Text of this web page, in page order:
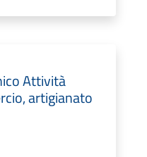
Attività
artigianato